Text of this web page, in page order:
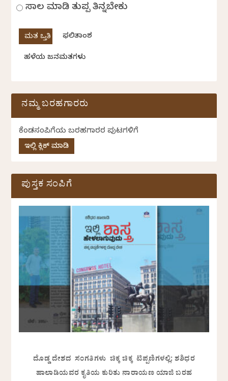
ಸಾಲ ಮಾಡಿ ತುಪ್ಪ ತಿನ್ನಬೇಕು
ಫಲಿತಾಂಶ
ಹಳೆಯ ಜನಮತಗಳು
ನಮ್ಮ ಬರಹಗಾರರು
ಕೆಂಡಸಂಪಿಗೆಯ ಬರಹಗಾರರ ಪುಟಗಳಿಗೆ
ಇಲ್ಲಿ ಕ್ಲಿಕ್ ಮಾಡಿ
ಪುಸ್ತಕ ಸಂಪಿಗೆ
ದೊಡ್ಡ ದೇಶದ ಸಂಗತಿಗಳು ಚಿಕ್ಕ ಚಿಕ್ಕ ಟಿಪ್ಪಣಿಗಳಲ್ಲಿ: ಶಶಿಧರ
ಹಾಲಾಡಿಯವರ ಕೃತಿಯ ಕುರಿತು ನಾರಾಯಣ ಯಾಜಿ ಬರಹ